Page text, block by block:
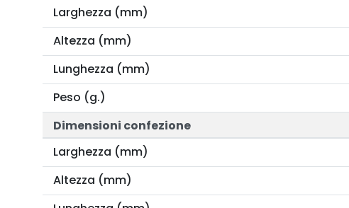
Larghezza (mm)
Altezza (mm)
Lunghezza (mm)
Peso (g.)
Dimensioni confezione
Larghezza (mm)
Altezza (mm)